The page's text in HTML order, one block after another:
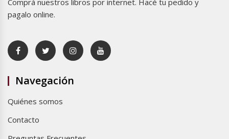
pagalo online.
Navegación
Quiénes somos
Contacto